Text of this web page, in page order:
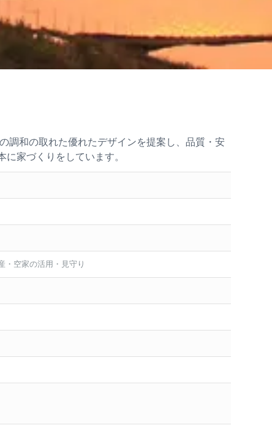
調和の取れた優れたデザインを提案し、品質・安
家づくりをしています。
・空家の活用・見守り